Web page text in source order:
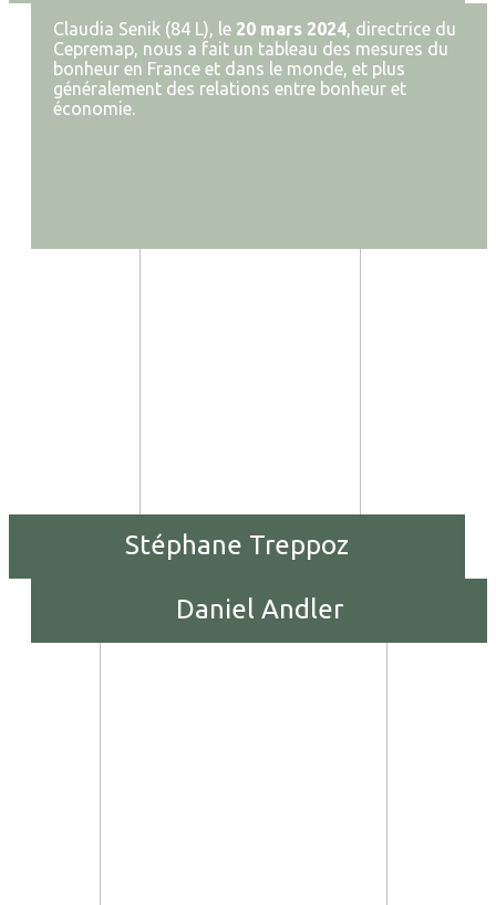
Claudia Senik (84 L), le 20 mars 2024, directrice du
Cepremap, nous a fait un tableau des mesures du
bonheur en France et dans le monde, et plus
généralement des relations entre bonheur et
économie.
Stéphane Treppoz
Daniel Andler